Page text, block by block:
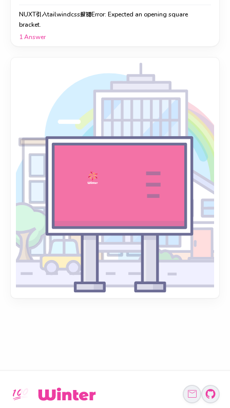
NUXT引入tailwindcss报错Error: Expected an opening square
bracket.
1Answer